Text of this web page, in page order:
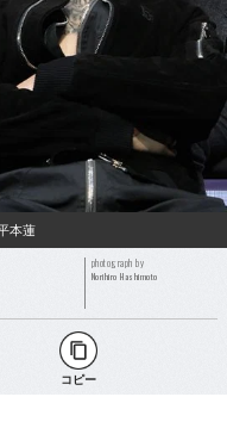
本蓮
photograph by
Norihiro Hashimoto
コピー